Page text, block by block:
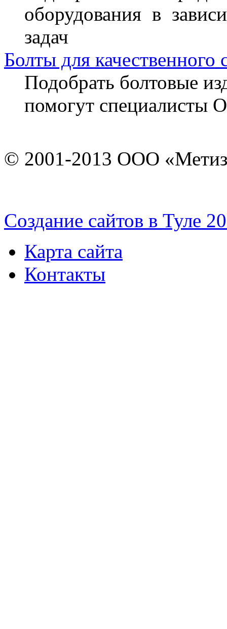
оборудования в
задач
Болты для качественного
Подобрать болтовые
помогут
© 2001-2013 ООО
Cоздание сайтов в Туле
Карта сайта
Контакты